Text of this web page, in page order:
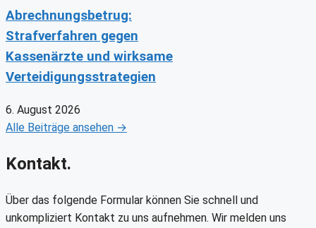
Abrechnungsbetrug:
Strafverfahren gegen
Kassenärzte und wirksame
Verteidigungsstrategien
6. August 2026
Alle Beiträge ansehen →
Kontakt.
Über das folgende Formular können Sie schnell und
unkompliziert Kontakt zu uns aufnehmen. Wir melden uns